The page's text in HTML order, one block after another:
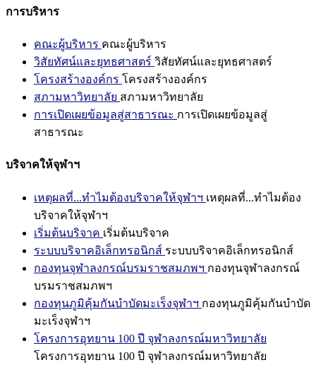
การบริหาร
คณะผู้บริหาร คณะผู้บริหาร
วิสัยทัศน์และยุทธศาสตร์ วิสัยทัศน์และยุทธศาสตร์
โครงสร้างองค์กร โครงสร้างองค์กร
สภามหาวิทยาลัย สภามหาวิทยาลัย
การเปิดเผยข้อมูลสู่สาธารณะ การเปิดเผยข้อมูลสู่
สาธารณะ
บริจาคให้จุฬาฯ
เหตุผลที่...ทำไมต้องบริจาคให้จุฬาฯ เหตุผลที่...ทำไมต้อง
บริจาคให้จุฬาฯ
เริ่มต้นบริจาค เริ่มต้นบริจาค
ระบบบริจาคอิเล็กทรอนิกส์ ระบบบริจาคอิเล็กทรอนิกส์
กองทุนจุฬาลงกรณ์บรมราชสมภพฯ กองทุนจุฬาลงกรณ์
บรมราชสมภพฯ
กองทุนภูมิคุ้มกันบำบัดมะเร็งจุฬาฯ กองทุนภูมิคุ้มกันบำบัด
มะเร็งจุฬาฯ
โครงการอุทยาน 100 ปี จุฬาลงกรณ์มหาวิทยาลัย
โครงการอุทยาน 100 ปี จุฬาลงกรณ์มหาวิทยาลัย